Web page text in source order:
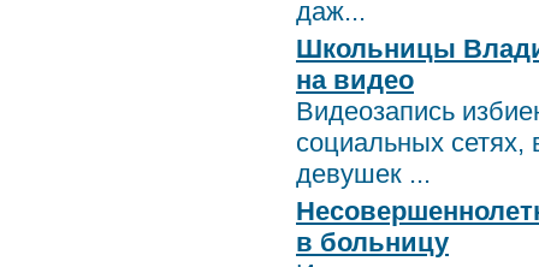
даж...
Школьницы
на видео
Видеозапись
социальных
девушек ...
в больницу